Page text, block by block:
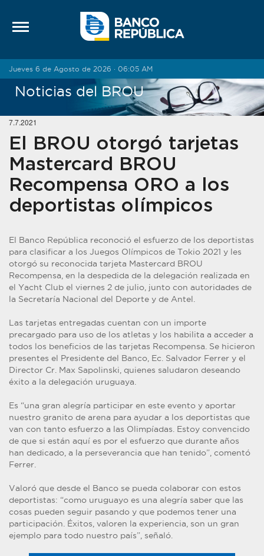
Jueves 6 de Agosto de 2026 · 06:05 AM
Noticias del BROU
7.7.2021
El BROU otorgó tarjetas
Mastercard BROU
Recompensa ORO a los
deportistas olímpicos
El Banco República reconoció el esfuerzo de los deportistas
para clasificar a los Juegos Olímpicos de Tokio 2021 y les
otorgó su reconocida tarjeta Mastercard BROU
Recompensa, en la despedida de la delegación realizada en
el Yacht Club el viernes 2 de julio, junto con autoridades de
la Secretaría Nacional del Deporte y de Antel.
Las tarjetas entregadas cuentan con un importe
precargado para uso de los atletas y los habilita a acceder a
todos los beneficios de las tarjetas Recompensa. Se hicieron
presentes el Presidente del Banco, Ec. Salvador Ferrer y el
Director Cr. Max Sapolinski, quienes saludaron deseando
éxito a la delegación uruguaya.
Es “una gran alegría participar en este evento y aportar
nuestro granito de arena para ayudar a los deportistas que
van con tanto esfuerzo a las Olimpíadas. Estoy convencido
de que si están aquí es por el esfuerzo que durante años
han dedicado, a la perseverancia que han tenido”, comentó
Ferrer.
Valoró que desde el Banco se pueda colaborar con estos
deportistas: “como uruguayo es una alegría saber que las
cosas pueden seguir pasando y que podemos tener una
participación. Éxitos, valoren la experiencia, son un gran
ejemplo para todo nuestro país”, señaló.